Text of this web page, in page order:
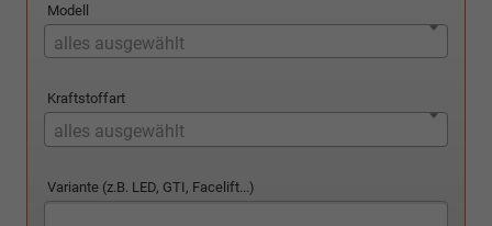
Modell
alles ausgewählt
Kraftstoffart
alles ausgewählt
Variante (z.B. LED, GTI, Facelift...)